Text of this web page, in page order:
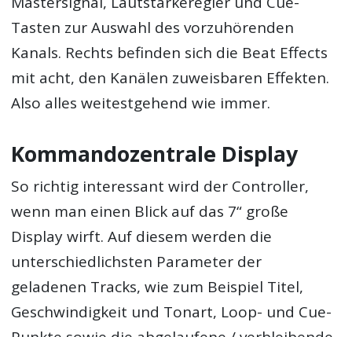
Tasten zur Auswahl des vorzuhörenden
Kanals. Rechts befinden sich die Beat Effects
mit acht, den Kanälen zuweisbaren Effekten.
Also alles weitestgehend wie immer.
Kommandozentrale Display
So richtig interessant wird der Controller,
wenn man einen Blick auf das 7“ große
Display wirft. Auf diesem werden die
unterschiedlichsten Parameter der
geladenen Tracks, wie zum Beispiel Titel,
Geschwindigkeit und Tonart, Loop- und Cue-